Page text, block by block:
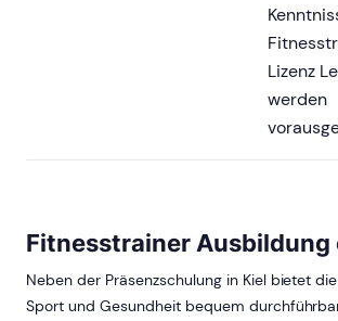
Lizenz
werden
Fitnesstrainer Ausbildung
Neben der Präsenzschulung in Kiel bietet
Sport und Gesundheit bequem